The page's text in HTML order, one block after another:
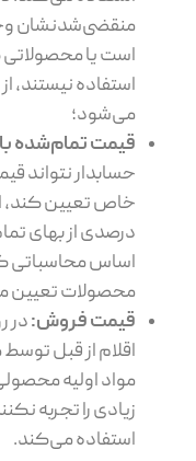
منقضی‌شدنشان
است یا
استفاده
می‌شود؛
قیمت تمام‌شده
حسابدار نتواند
خاص تعیین کند،
درصدی از بهای
اساس محاسباتی
محصولات تعیین
قیمت فروش:در
اقلام از قبل
مواد اولیه
زیادی را تجربه
استفاده می‌کند.